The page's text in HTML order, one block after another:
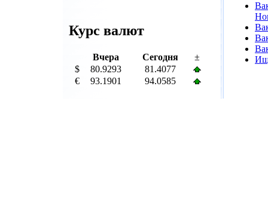
Курс валют
Вчера Сегодня
±
$
80.9293
81.4077
€
93.1901 94.0585